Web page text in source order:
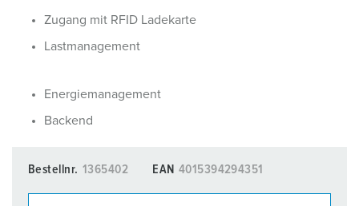
Zugang mit RFID Ladekarte
Lastmanagement
Energiemanagement
Backend
Bestellnr. 1365402 EAN 4015394294351